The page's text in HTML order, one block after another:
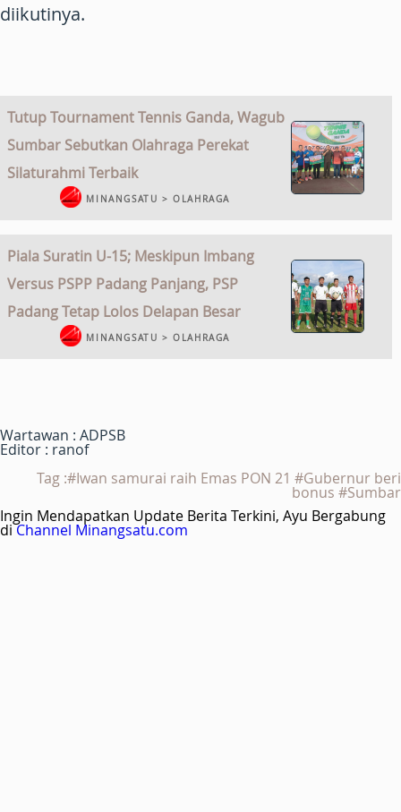
diikutinya.
Tutup Tournament Tennis Ganda, Wagub
Sumbar Sebutkan Olahraga Perekat
Silaturahmi Terbaik
MINANGSATU > OLAHRAGA
Piala Suratin U-15; Meskipun Imbang
Versus PSPP Padang Panjang, PSP
Padang Tetap Lolos Delapan Besar
MINANGSATU > OLAHRAGA
Wartawan : ADPSB
Editor : ranof
Tag :#Iwan samurai raih Emas PON 21 #Gubernur beri
bonus #Sumbar
Ingin Mendapatkan Update Berita Terkini, Ayu Bergabung
diChannel Minangsatu.com